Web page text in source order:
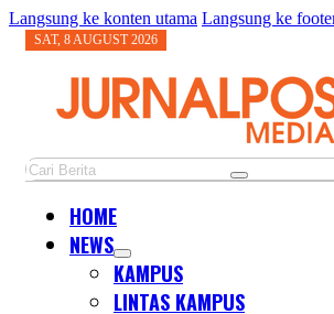
Langsung ke konten utama Langsung ke
SAT, 8 AUGUST 2026
Cari
HOME
NEWS
KAMPUS
LINTAS KAMPUS